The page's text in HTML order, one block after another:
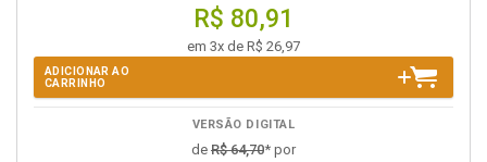
R$ 80,91
em 3x de R$ 26,97
ADICIONAR AO
CARRINHO
VERSÃO DIGITAL
de R$ 64,70* por